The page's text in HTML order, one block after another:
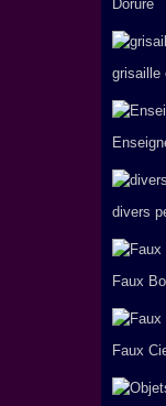
Dorure
grisaille
divers
Faux
Faux